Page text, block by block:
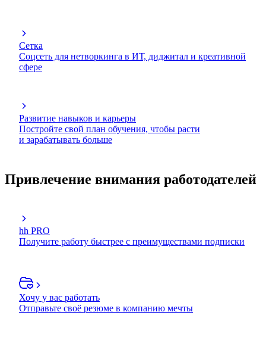
Сетка
Соцсеть для нетворкинга в ИТ, диджитал и креативной
сфере
Развитие навыков и карьеры
Постройте свой план обучения, чтобы расти
и зарабатывать больше
Привлечение внимания работодателей
hh PRO
Получите работу быстрее с преимуществами подписки
Хочу у вас работать
Отправьте своё резюме в компанию мечты